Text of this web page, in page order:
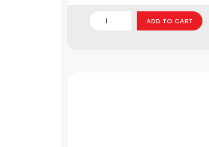
ADD TO CART